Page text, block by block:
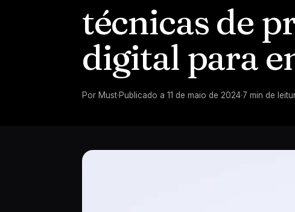
técnicas de
digital para
Por Must·Publicado a 11 de maio de 2024·7 min de